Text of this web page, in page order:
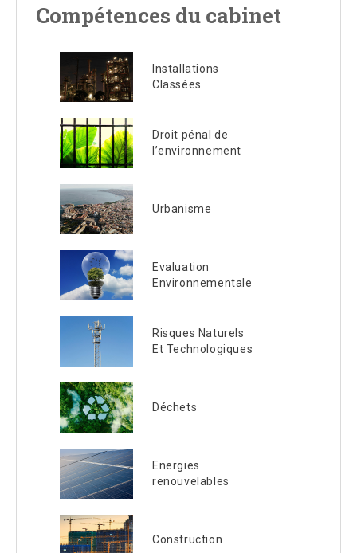
Compétences du cabinet
Installations
Classées
Droit pénal de
l’environnement
Urbanisme
Evaluation
Environnementale
Risques Naturels
Et Technologiques
Déchets
Energies
renouvelables
Construction